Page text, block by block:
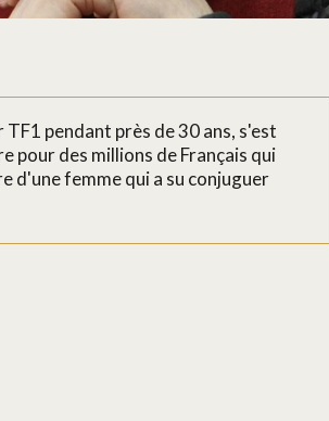
pendant près de 30 ans, s'est
pour des millions de Français qui
d'une femme qui a su conjuguer